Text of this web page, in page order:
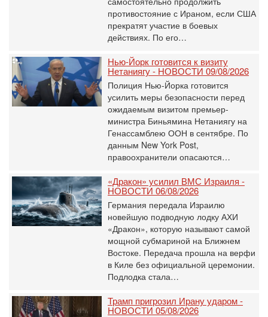
противостояние с Ираном, если США
прекратят участие в боевых
действиях. По его…
Нью-Йорк готовится к визиту
Нетаниягу - НОВОСТИ 09/08/2026
Полиция Нью-Йорка готовится
усилить меры безопасности перед
ожидаемым визитом премьер-
министра Биньямина Нетаниягу на
Генассамблею ООН в сентябре. По
данным New York Post,
правоохранители опасаются…
«Дракон» усилил ВМС Израиля -
НОВОСТИ 06/08/2026
Германия передала Израилю
новейшую подводную лодку АХИ
«Дракон», которую называют самой
мощной субмариной на Ближнем
Востоке. Передача прошла на верфи
в Киле без официальной церемонии.
Подлодка стала…
Трамп пригрозил Ирану ударом -
НОВОСТИ 05/08/2026